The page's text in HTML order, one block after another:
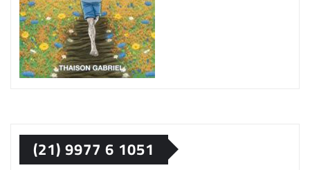
(21) 9977 6 1051